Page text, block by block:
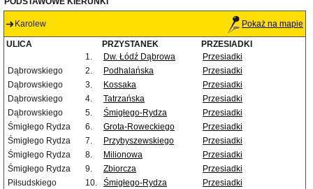
Karolew Pokaż na mapie
ULICA PRZYSTANEK
PRZESIADKI
1.
Dw. Łódź Dąbrowa
Przesiadki
Dąbrowskiego
2. Podhalańska
Przesiadki
Dąbrowskiego
3. Kossaka
Przesiadki
Dąbrowskiego
4. Tatrzańska
Przesiadki
Dąbrowskiego
5. Śmigłego-Rydza
Przesiadki
Śmigłego Rydza
6. Grota-Roweckiego
Przesiadki
Śmigłego Rydza
7. Przybyszewskiego
Przesiadki
Śmigłego Rydza
8. Milionowa
Przesiadki
Śmigłego Rydza
9. Zbiorcza
Przesiadki
Piłsudskiego
10. Śmigłego-Rydza
Przesiadki